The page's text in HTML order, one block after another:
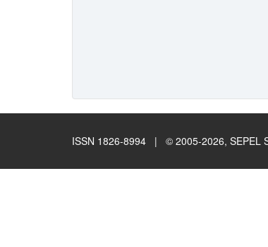
ISSN 1826-8994 | © 2005-2026, SEPEL